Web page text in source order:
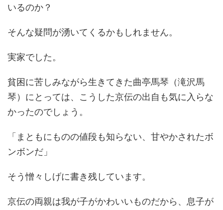
いるのか？
そんな疑問が湧いてくるかもしれません。
実家でした。
貧困に苦しみながら生きてきた曲亭馬琴（滝沢馬
琴）にとっては、こうした京伝の出自も気に入らな
かったのでしょう。
「まともにものの値段も知らない、甘やかされたボ
ンボンだ」
そう憎々しげに書き残しています。
京伝の両親は我が子がかわいいものだから、息子が